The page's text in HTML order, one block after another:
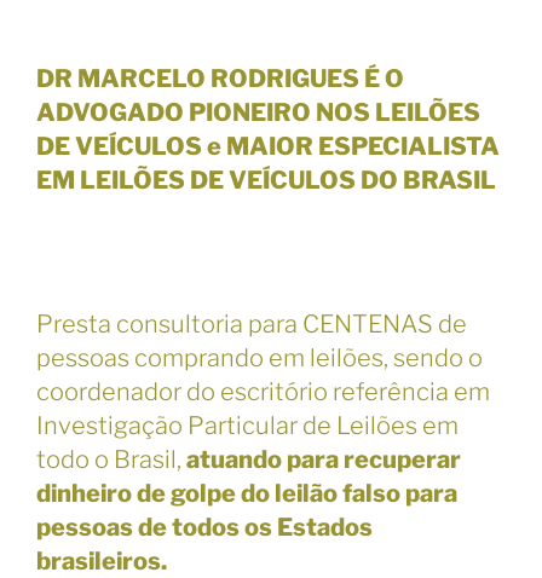
DR MARCELO RODRIGUES É O
ADVOGADO PIONEIRO NOS LEILÕES
DE VEÍCULOS e MAIOR ESPECIALISTA
EM LEILÕES DE VEÍCULOS DO BRASIL
Presta consultoria para CENTENAS de
pessoas comprando em leilões, sendo o
coordenador do escritório referência em
Investigação Particular de Leilões em
todo o Brasil, atuando para recuperar
dinheiro de golpe do leilão falso para
pessoas de todos os Estados
brasileiros.